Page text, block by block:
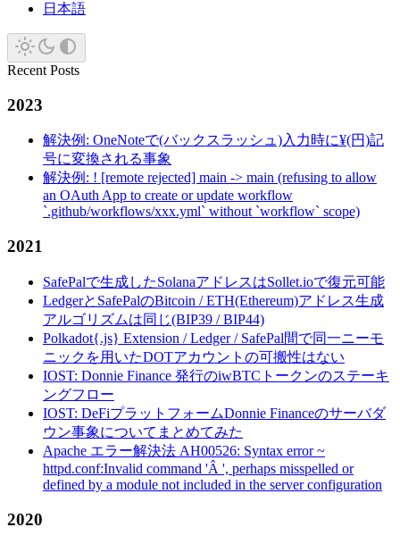
日本語
Recent Posts
2023
解決例: OneNoteで(バックスラッシュ)入力時に¥(円)記
号に変換される事象
解決例: ! [remote rejected] main -> main (refusing to allow
an OAuth App to create or update workflow
`.github/workflows/xxx.yml` without `workflow` scope)
2021
SafePalで生成したSolanaアドレスはSollet.ioで復元可能
LedgerとSafePalのBitcoin / ETH(Ethereum)アドレス生成
アルゴリズムは同じ(BIP39 / BIP44)
Polkadot{.js} Extension / Ledger / SafePal間で同一ニーモ
ニックを用いたDOTアカウントの可搬性はない
IOST: Donnie Finance 発行のiwBTCトークンのステーキ
ングフロー
IOST: DeFiプラットフォームDonnie Financeのサーバダ
ウン事象についてまとめてみた
Apache エラー解決法 AH00526: Syntax error ~
httpd.conf:Invalid command 'Â ', perhaps misspelled or
defined by a module not included in the server configuration
2020